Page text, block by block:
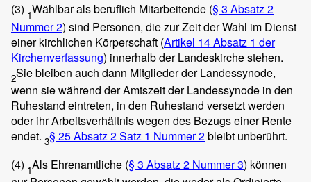
(3) 1Wählbar als beruflich Mitarbeitende (§ 3 Absatz 2
Nummer 2) sind Personen, die zur Zeit der Wahl im Dienst
einer kirchlichen Körperschaft (Artikel 14 Absatz 1 der
Kirchenverfassung) innerhalb der Landeskirche stehen.
2Sie bleiben auch dann Mitglieder der Landessynode,
wenn sie während der Amtszeit der Landessynode in den
Ruhestand eintreten, in den Ruhestand versetzt werden
oder ihr Arbeitsverhältnis wegen des Bezugs einer Rente
endet. 3§ 25 Absatz 2 Satz 1 Nummer 2bleibt unberührt.
(4) 1Als Ehrenamtliche (§ 3 Absatz 2 Nummer 3) können